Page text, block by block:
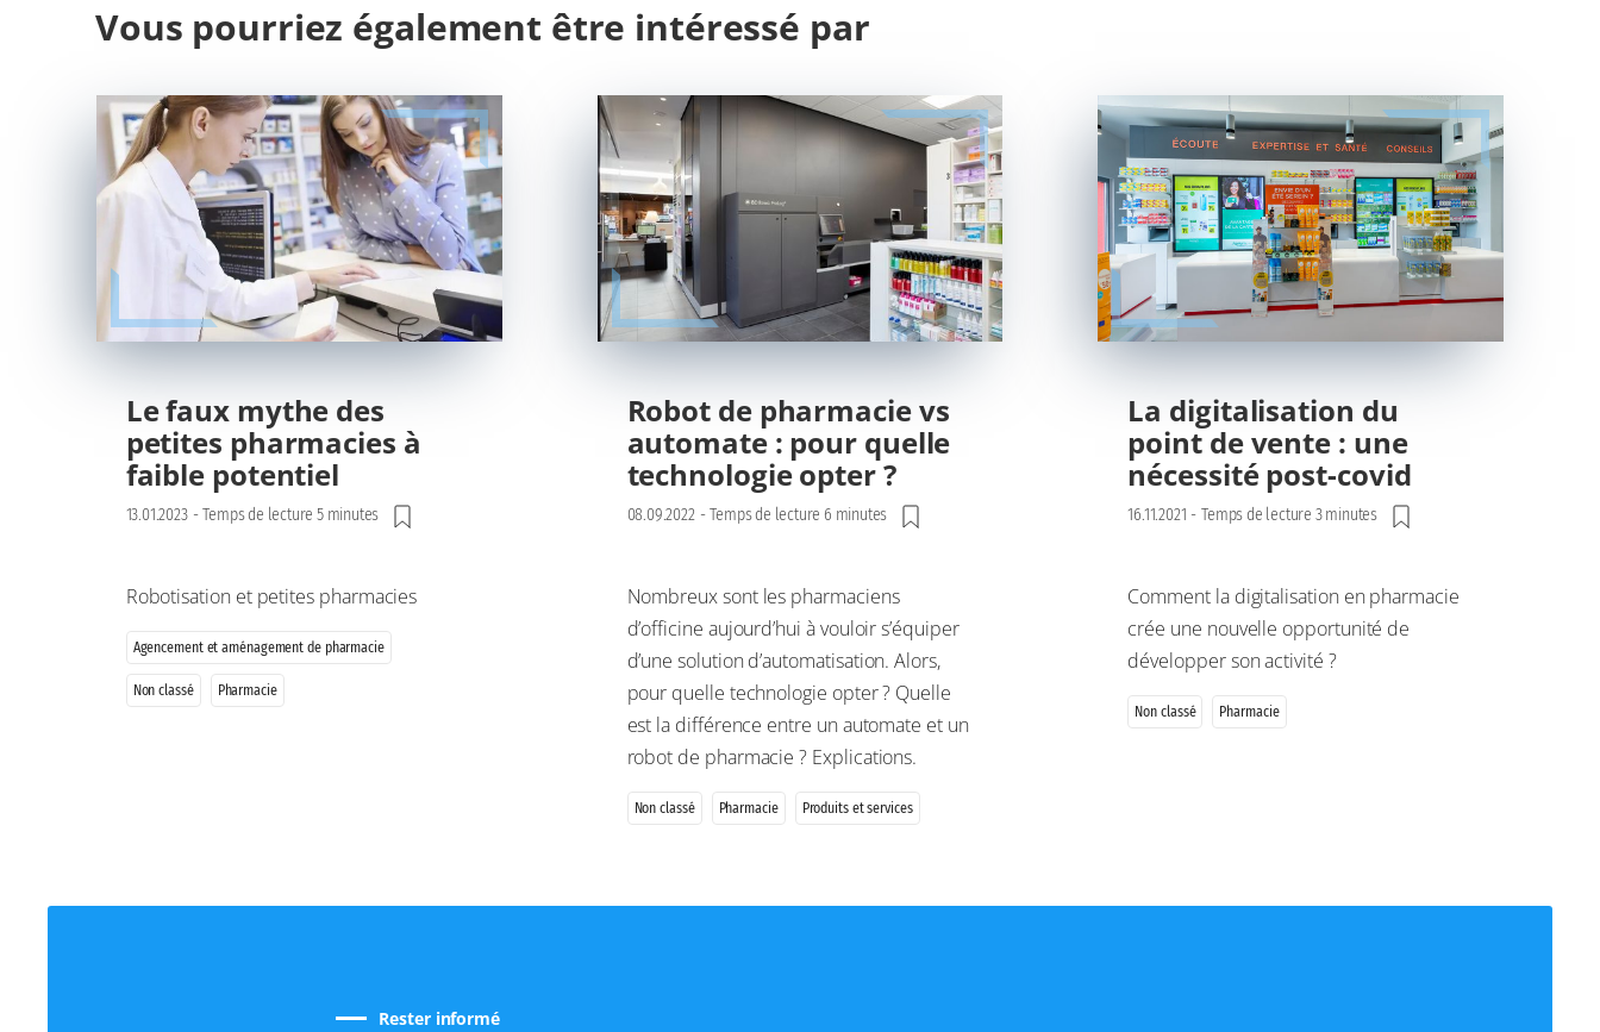
Vous pourriez également être intéressé par
Le faux mythe des
petites pharmacies à
faible potentiel
13.01.2023 - Temps de lecture 5 minutes
Robotisation et petites pharmacies
Agencement et aménagement de pharmacie
Non classé Pharmacie
Robot de pharmacie vs
automate : pour quelle
technologie opter ?
08.09.2022 - Temps de lecture 6 minutes
Nombreux sont les pharmaciens
d’officine aujourd’hui à vouloir s’équiper
d’une solution d’automatisation. Alors,
pour quelle technologie opter ? Quelle
est la différence entre un automate et un
robot de pharmacie ? Explications.
Non classé Pharmacie Produits et services
La digitalisation du
point de vente : une
nécessité post-covid
16.11.2021 - Temps de lecture 3 minutes
Comment la digitalisation en pharmacie
crée une nouvelle opportunité de
développer son activité ?
Non classé Pharmacie
Rester informé